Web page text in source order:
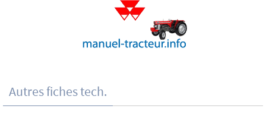
Autres fiches tech.